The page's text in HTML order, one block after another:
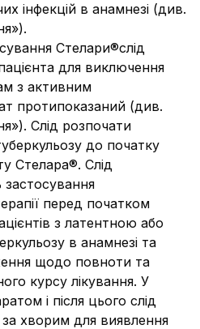
інфекцій в анамнезі (див.
Стелари®слід
для виключення
з активним
протипоказаний (див.
Слід розпочати
до початку
Стелара®. Слід
застосування
перед початком
з латентною або
в анамнезі та
щодо повноти та
курсу лікування. У
і після цього слід
за хворим для виявлення